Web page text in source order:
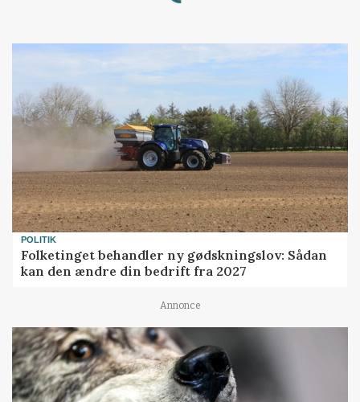
POLITIK
Folketinget behandler ny gødskningslov: Sådan
kan den ændre din bedrift fra 2027
Annonce